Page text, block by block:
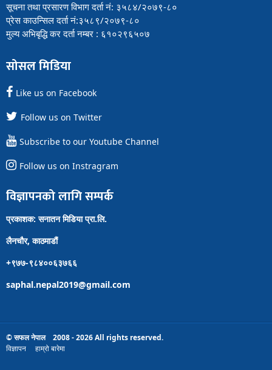
सूचना तथा प्रसारण विभाग दर्ता नं: ३५८४/२०७९-८०
प्रेस काउन्सिल दर्ता नं:३५८९/२०७९-८०
मुल्य अभिबृद्धि कर दर्ता नम्बर : ६१०२९६५०७
सोसल मिडिया
Like us on Facebook
Follow us on Twitter
Subscribe to our Youtube Channel
Follow us on Instragram
विज्ञापनको लागि सम्पर्क
प्रकाशक: सनातन मिडिया प्रा.लि.
लैनचौर, काठमाडौं
+९७७-९८४००६३७६६
saphal.nepal2019@gmail.com
© सफल नेपाल 2008 - 2026 All rights reserved.
विज्ञापन
हाम्रो बारेमा